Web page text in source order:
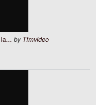
by Tfmvideo